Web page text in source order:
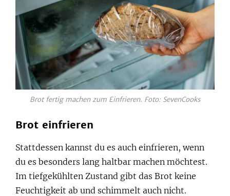
Brot fertig machen zum Einfrieren. Foto: SevenCooks
Brot einfrieren
Stattdessen kannst du es auch einfrieren, wenn
du es besonders lang haltbar machen möchtest.
Im tiefgekühlten Zustand gibt das Brot keine
Feuchtigkeit ab und schimmelt auch nicht.